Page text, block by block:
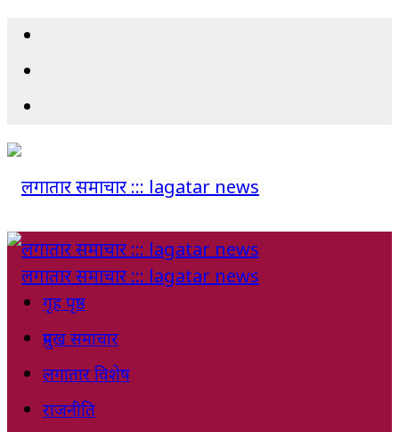
गृह पृष्ठ
प्रमुख समाचार
लगातार विशेष
राजनीति